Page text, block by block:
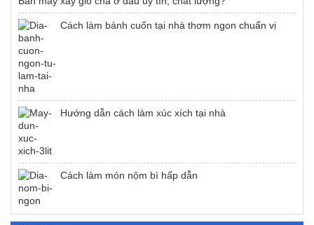
Cách làm bánh cuốn tại nhà thơm ngon chuẩn vị
Hướng dẫn cách làm xúc xích tại nhà
Cách làm món nộm bì hấp dẫn